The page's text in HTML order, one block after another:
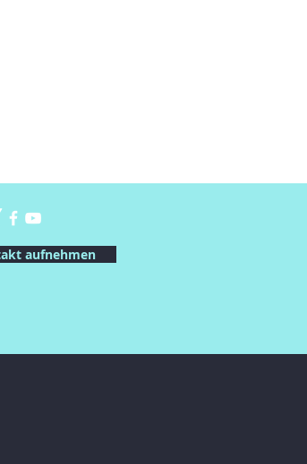
aufnehmen